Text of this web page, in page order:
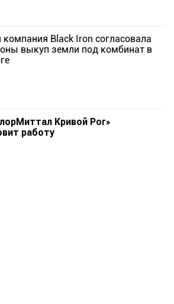
компания Black Iron согласовала
выкуп земли под комбинат в
Кривой Рог»
работу